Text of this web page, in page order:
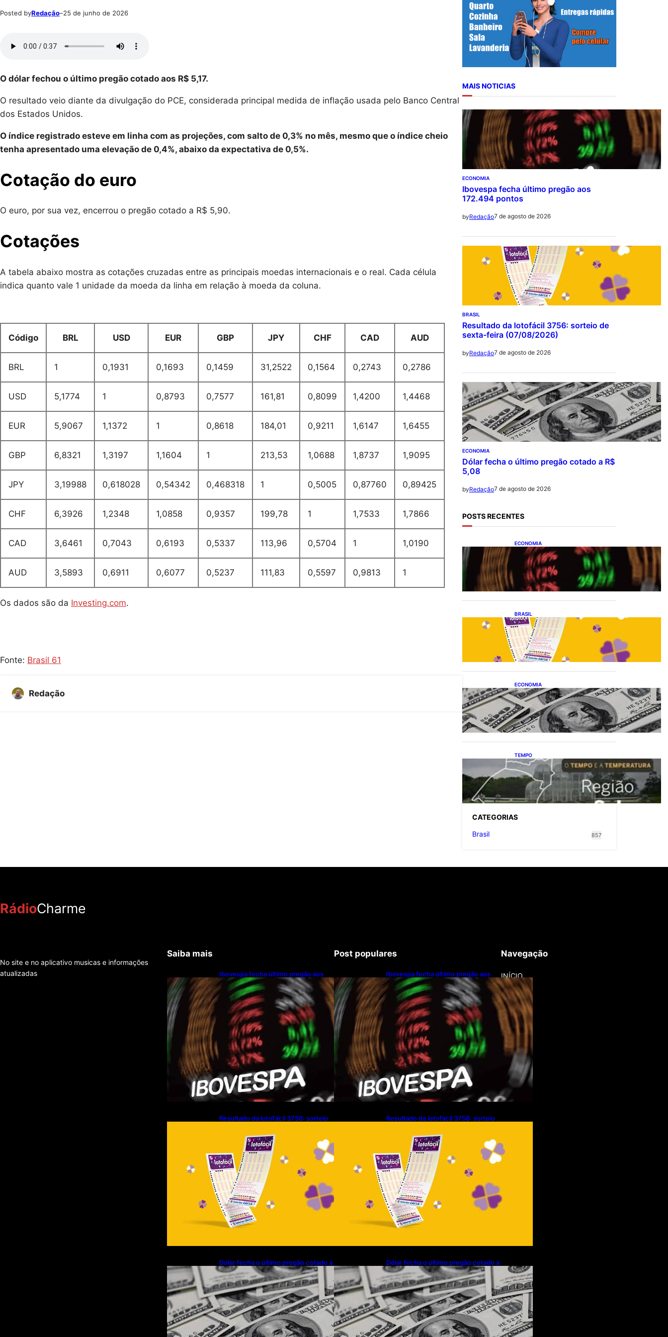
Posted byRedação–25 de junho de 2026
O dólar fechou o último pregão cotado aos R$ 5,17.
O resultado veio diante da divulgação do PCE, considerada principal medida de inflação usada pelo Banco Central
dos Estados Unidos.
O índice registrado esteve em linha com as projeções, com salto de 0,3% no mês, mesmo que o índice cheio
tenha apresentado uma elevação de 0,4%, abaixo da expectativa de 0,5%.
Cotação do euro
O euro, por sua vez, encerrou o pregão cotado a R$ 5,90.
Cotações
A tabela abaixo mostra as cotações cruzadas entre as principais moedas internacionais e o real. Cada célula
indica quanto vale 1 unidade da moeda da linha em relação à moeda da coluna.
Código BRL USD EUR GBP JPY CHF CAD AUD
BRL 1 0,1931 0,1693 0,1459 31,2522 0,1564 0,2743 0,2786
USD 5,1774 1 0,8793 0,7577 161,81 0,8099 1,4200 1,4468
EUR 5,9067 1,1372 1 0,8618 184,01 0,9211 1,6147 1,6455
GBP 6,8321 1,3197 1,1604 1 213,53 1,0688 1,8737 1,9095
JPY 3,19988 0,618028 0,54342 0,468318 1 0,5005 0,87760 0,89425
CHF 6,3926 1,2348 1,0858 0,9357 199,78 1 1,7533 1,7866
CAD 3,6461 0,7043 0,6193 0,5337 113,96 0,5704 1 1,0190
AUD 3,5893 0,6911 0,6077 0,5237 111,83 0,5597 0,9813 1
Os dados são da Investing.com.
Fonte: Brasil 61
Redação
MAIS NOTICIAS
ECONOMIA
Ibovespa fecha último pregão aos
172.494 pontos
byRedação7 de agosto de 2026
BRASIL
Resultado da lotofácil 3756: sorteio de
sexta-feira (07/08/2026)
byRedação7 de agosto de 2026
ECONOMIA
Dólar fecha o último pregão cotado a R$
5,08
byRedação7 de agosto de 2026
POSTS RECENTES
ECONOMIA
Ibovespa fecha último
pregão aos 172.494 pontos
BRASIL
Resultado da lotofácil 3756:
sorteio de sexta-feira
(07/08/2026)
ECONOMIA
Dólar fecha o último pregão
cotado a R$ 5,08
TEMPO
O TEMPO E A
TEMPERATURA: Confira a
previsão do tempo para a
Região Sul neste sábado (8)
CATEGORIAS
Brasil
857
RádioCharme
No site e no aplicativo musicas e informações
atualizadas
Saiba mais
Ibovespa fecha último pregão aos
172.494 pontos
Resultado da lotofácil 3756: sorteio
Dólar fecha o último pregão cotado a
R$ 5,08
Post populares
Ibovespa fecha último pregão aos
172.494 pontos
Resultado da lotofácil 3756: sorteio
Dólar fecha o último pregão cotado a
R$ 5,08
Navegação
INÍCIO